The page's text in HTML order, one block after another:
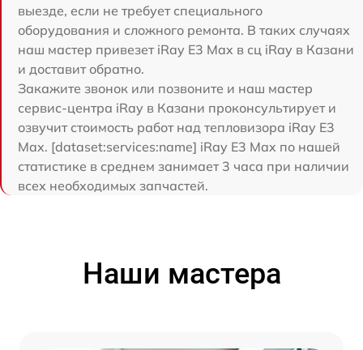
выезде, если не требует специального
оборудования и сложного ремонта. В таких случаях
наш мастер привезет iRay E3 Max в сц iRay в Казани
и доставит обратно.
Закажите звонок или позвоните и наш мастер
сервис-центра iRay в Казани проконсультирует и
озвучит стоимость работ над тепловизора iRay E3
Max. [dataset:services:name] iRay E3 Max по нашей
статистике в среднем занимает 3 часа при наличии
всех необходимых запчастей.
Наши мастера